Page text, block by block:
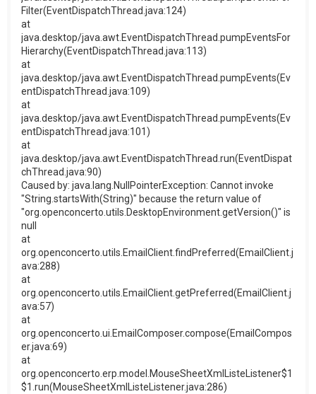
Filter(EventDispatchThread.java:124)
at
java.desktop/java.awt.EventDispatchThread.pumpEventsFor
Hierarchy(EventDispatchThread.java:113)
at
java.desktop/java.awt.EventDispatchThread.pumpEvents(Ev
entDispatchThread.java:109)
at
java.desktop/java.awt.EventDispatchThread.pumpEvents(Ev
entDispatchThread.java:101)
at
java.desktop/java.awt.EventDispatchThread.run(EventDispat
chThread.java:90)
Caused by: java.lang.NullPointerException: Cannot invoke
"String.startsWith(String)" because the return value of
"org.openconcerto.utils.DesktopEnvironment.getVersion()" is
null
at
org.openconcerto.utils.EmailClient.findPreferred(EmailClient.j
ava:288)
at
org.openconcerto.utils.EmailClient.getPreferred(EmailClient.j
ava:57)
at
org.openconcerto.ui.EmailComposer.compose(EmailCompos
er.java:69)
at
org.openconcerto.erp.model.MouseSheetXmlListeListener$1
$1.run(MouseSheetXmlListeListener.java:286)